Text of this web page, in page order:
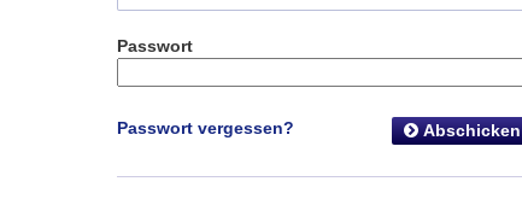
Passwort
Passwort vergessen? Abschicken